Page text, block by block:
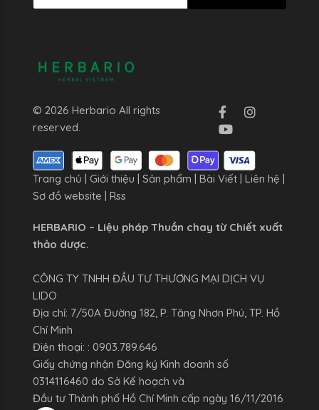
© 2026 Herbario All rights
reserved.
Trang chủ Giới thiệu Sản phẩm Bài Viết Liên hệ
Sơ đồ website
Rss
HERBARIO – Liệu pháp Thuần chay từ Chiết xuất
thảo dược.
CÔNG TY TNHH ĐẦU TƯ THƯƠNG MẠI DỊCH VỤ
LIDO
Địa chỉ: 7/50A Đường 182, P. Tăng Nhơn Phú, TP. Hồ
Chí Minh
Điện thoại: : 0903.789.646
Giấy chứng nhận Đăng ký Kinh doanh số
0314116460 do Sở Kế hoạch và
Đầu tư Thành phố Hồ Chí Minh cấp ngày 16/11/2016